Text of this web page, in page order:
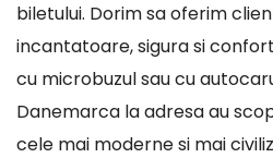
biletului. Dorim sa oferim
incantatoare, sigura si
cu microbuzul sau cu
Danemarca la adresa au
cele mai moderne si mai